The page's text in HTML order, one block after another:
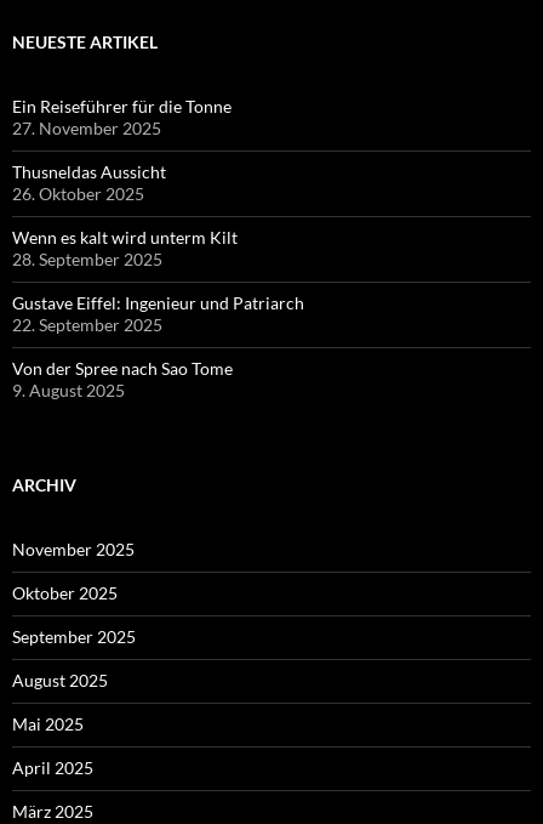
NEUESTE ARTIKEL
Ein Reiseführer für die Tonne
27. November 2025
Thusneldas Aussicht
26. Oktober 2025
Wenn es kalt wird unterm Kilt
28. September 2025
Gustave Eiffel: Ingenieur und Patriarch
22. September 2025
Von der Spree nach Sao Tome
9. August 2025
ARCHIV
November 2025
Oktober 2025
September 2025
August 2025
Mai 2025
April 2025
März 2025